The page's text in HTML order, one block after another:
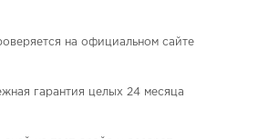
на официальном сайте
гарантия целых 24 месяца